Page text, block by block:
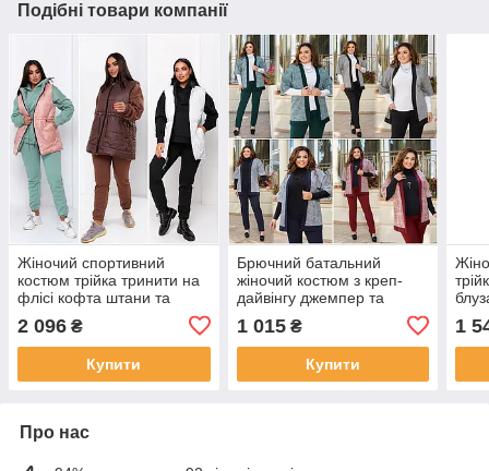
Подібні товари компанії
Жіночий спортивний
костюм трійка тринити на
флісі кофта штани та
жилет силікон напівбатал
та батал
2 096 ₴
Купити
Брючний батальний
жіночий костюм з креп-
дайвінгу джемпер та
1 015₴
Купити
1
Про нас